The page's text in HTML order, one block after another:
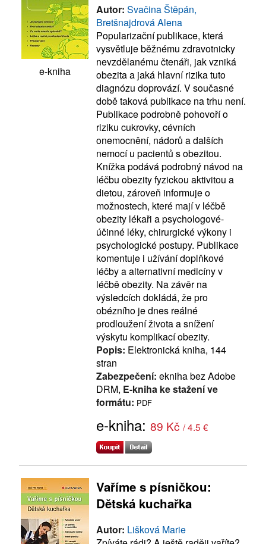
e-kniha
Autor: Svačina Štěpán,
Bretšnajdrová Alena
Popularizační publikace, která
vysvětluje běžnému zdravotnicky
nevzdělanému čtenáři, jak vzniká
obezita a jaká hlavní rizika tuto
diagnózu doprovází. V současné
době taková publikace na trhu není.
Publikace podrobně pohovoří o
riziku cukrovky, cévních
onemocnění, nádorů a dalších
nemocí u pacientů s obezitou.
Knížka podává podrobný návod na
léčbu obezity fyzickou aktivitou a
dietou, zároveň informuje o
možnostech, které mají v léčbě
obezity lékaři a psychologové-
účinné léky, chirurgické výkony i
psychologické postupy. Publikace
komentuje i užívání doplňkové
léčby a alternativní medicíny v
léčbě obezity. Na závěr na
výsledcích dokládá, že pro
obézního je dnes reálné
prodloužení života a snížení
výskytu komplikací obezity.
Popis: Elektronická kniha, 144
stran
Zabezpečení: ekniha bez Adobe
DRM, E-kniha ke stažení ve
formátu: PDF
e-kniha: 89 Kč / 4.5 €
Vaříme s písničkou:
Dětská kuchařka
Autor: Lišková Marie